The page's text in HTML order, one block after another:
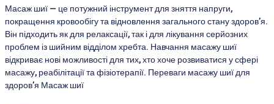
Масаж шиї — це потужний інструмент для зняття напруги,
покращення кровообігу та відновлення загального стану здоров’я.
Він підходить як для релаксації, так і для лікування серйозних
проблем із шийним відділом хребта. Навчання масажу шиї
відкриває нові можливості для тих, хто хоче розвиватися у сфері
масажу, реабілітації та фізіотерапії. Переваги масажу шиї для
здоров’я Масаж шиї
самопочуття